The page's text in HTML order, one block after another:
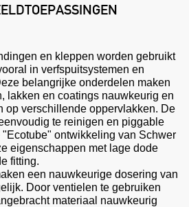
en kleppen worden gebruikt
in verfspuitsystemen en
belangrijke onderdelen maken
lakken en coatings nauwkeurig en
op verschillende oppervlakken. De
te reinigen en piggable
ontwikkeling van Schwer
eigenschappen met lage dode
fitting.
een nauwkeurige dosering van
Door ventielen te gebruiken
materiaal nauwkeurig